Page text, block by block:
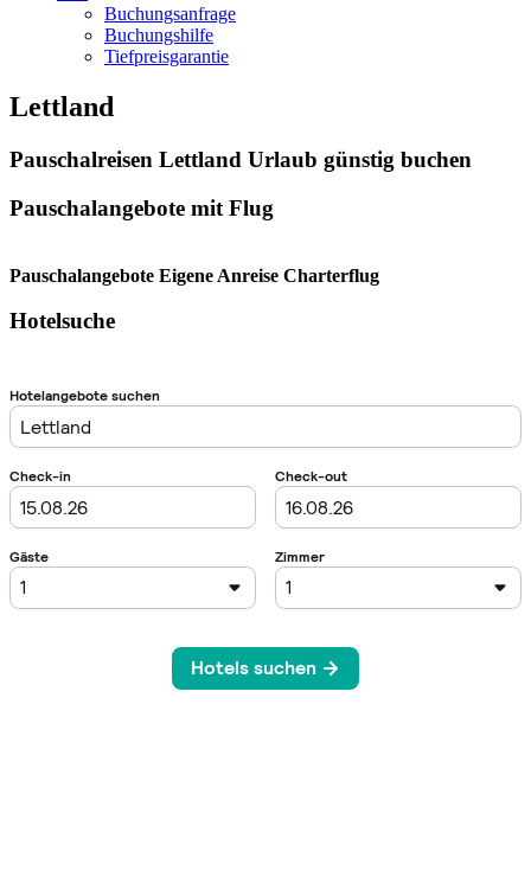
Buchungsanfrage
Buchungshilfe
Tiefpreisgarantie
Lettland
Pauschalreisen Lettland Urlaub günstig buchen
Pauschalangebote mit Flug
Pauschalangebote Eigene Anreise Charterflug
Hotelsuche